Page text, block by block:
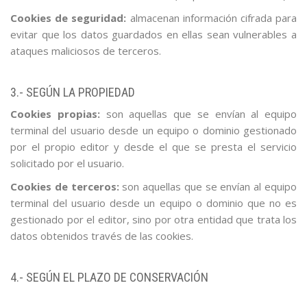
Cookies de seguridad: almacenan información cifrada para
evitar que los datos guardados en ellas sean vulnerables a
ataques maliciosos de terceros.
3.- SEGÚN LA PROPIEDAD
Cookies propias: son aquellas que se envían al equipo
terminal del usuario desde un equipo o dominio gestionado
por el propio editor y desde el que se presta el servicio
solicitado por el usuario.
Cookies de terceros: son aquellas que se envían al equipo
terminal del usuario desde un equipo o dominio que no es
gestionado por el editor, sino por otra entidad que trata los
datos obtenidos través de las cookies.
4.- SEGÚN EL PLAZO DE CONSERVACIÓN